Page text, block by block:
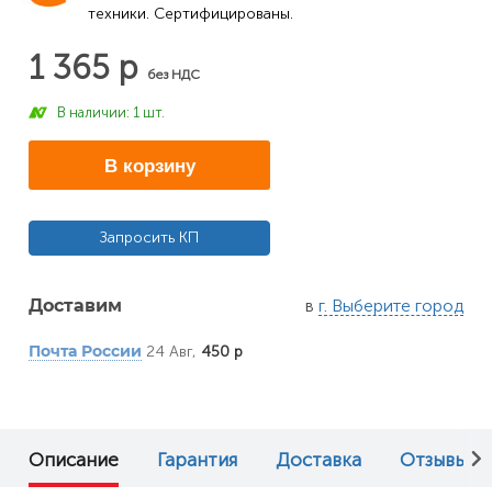
техники. Сертифицированы.
1 365 р без НДС
В наличии: 1 шт.
В корзину
Запросить КП
Доставим в г. Выберите город
Почта России 24 Авг, 450 р
Описание Гарантия Доставка Отзывы (0)